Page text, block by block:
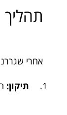
אחרי
תיקון: